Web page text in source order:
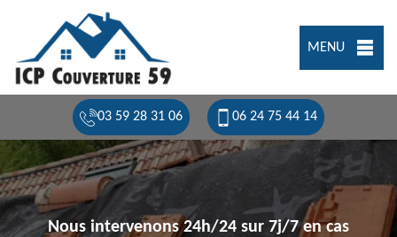
MENU
03 59 28 31 06 06 24 75 44 14
Nous intervenons 24h/24 sur 7j/7 en cas